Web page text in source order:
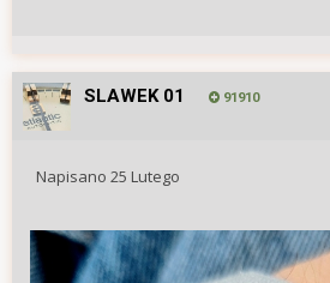
SLAWEK 01 91910
Napisano 25 Lutego